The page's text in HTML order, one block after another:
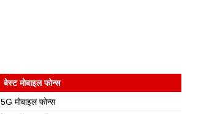
बेस्ट मोबाइल फोन्स
5G मोबाइल फोन्स